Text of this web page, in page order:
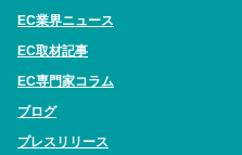
EC業界ニュース
EC取材記事
EC専門家コラム
ブログ
プレスリリース